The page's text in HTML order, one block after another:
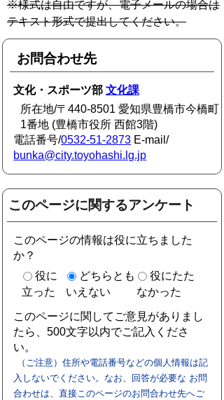
※様式は自由ですが、電子メールの場合は
テキスト形式で提出してください。
お問合わせ先
文化・スポーツ部文化課
所在地/〒440-8501 愛知県豊橋市今橋町
1番地 (豊橋市役所 西館3階)
電話番号/0532-51-2873 E-mail/
bunka@city.toyohashi.lg.jp
このページに関するアンケート
このページの情報は役に立ちました
か？
役に
立った
どちらとも
いえない
役にたた
なかった
このページに関してご意見がありまし
たら、500文字以内でご記入くださ
い。
（ご注意）住所や電話番号などの個人情報は記
入しないでください。なお、回答が必要な お問
合わせは、直接このページのお問合わせ先へご